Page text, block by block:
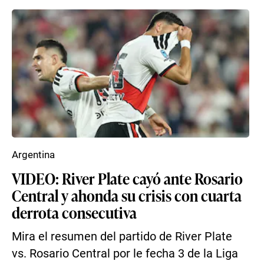
VIDEO: River Plate cayó ante Rosario
Central y ahonda su crisis con cuarta
derrota consecutiva
Mira el resumen del partido de River Plate
vs. Rosario Central por le fecha 3 de la Liga
Argentina